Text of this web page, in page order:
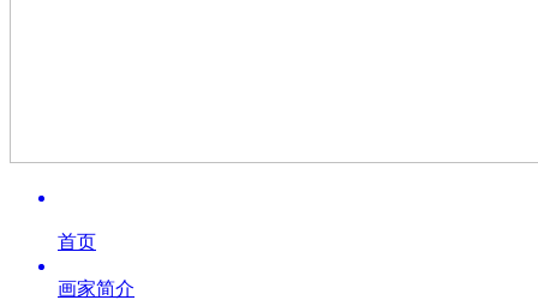
首页
画家简介